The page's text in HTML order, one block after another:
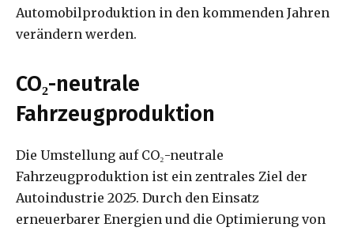
Automobilproduktion in den kommenden Jahren
verändern werden.
CO₂-neutrale
Fahrzeugproduktion
Die Umstellung auf CO₂-neutrale
Fahrzeugproduktion ist ein zentrales Ziel der
Autoindustrie 2025. Durch den Einsatz
erneuerbarer Energien und die Optimierung von